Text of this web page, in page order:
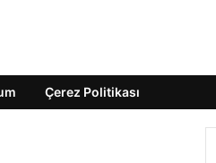
Çerez Politikası